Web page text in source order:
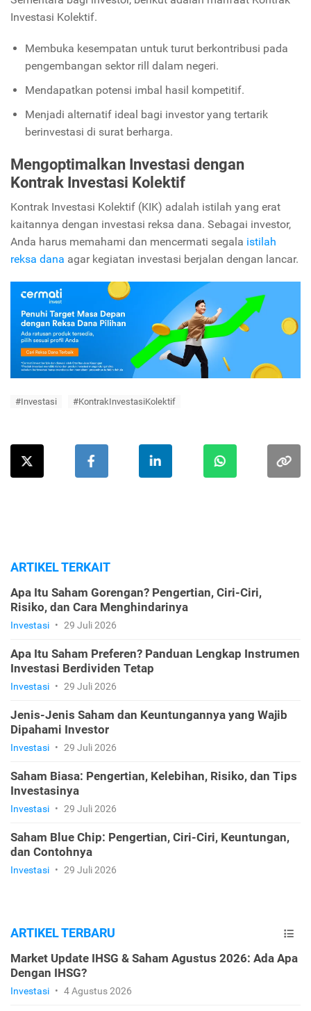
Investasi Kolektif.
Membuka kesempatan untuk turut berkontribusi pada
pengembangan sektor rill dalam negeri.
Mendapatkan potensi imbal hasil kompetitif.
Menjadi alternatif ideal bagi investor yang tertarik
berinvestasi di surat berharga.
Mengoptimalkan Investasi dengan
Kontrak Investasi Kolektif
Kontrak Investasi Kolektif (KIK) adalah istilah yang erat
kaitannya dengan investasi reksa dana. Sebagai investor,
Anda harus memahami dan mencermati segala istilah
reksa dana agar kegiatan investasi berjalan dengan lancar.
#Investasi #KontrakInvestasiKolektif
ARTIKEL TERKAIT
Apa Itu Saham Gorengan? Pengertian, Ciri-Ciri,
Risiko, dan Cara Menghindarinya
Investasi • 29 Juli 2026
Apa Itu Saham Preferen? Panduan Lengkap Instrumen
Investasi Berdividen Tetap
Investasi • 29 Juli 2026
Jenis-Jenis Saham dan Keuntungannya yang Wajib
Dipahami Investor
Investasi • 29 Juli 2026
Saham Biasa: Pengertian, Kelebihan, Risiko, dan Tips
Investasinya
Investasi • 29 Juli 2026
Saham Blue Chip: Pengertian, Ciri-Ciri, Keuntungan,
dan Contohnya
Investasi • 29 Juli 2026
ARTIKEL TERBARU
Market Update IHSG & Saham Agustus 2026: Ada Apa
Dengan IHSG?
Investasi • 4 Agustus 2026